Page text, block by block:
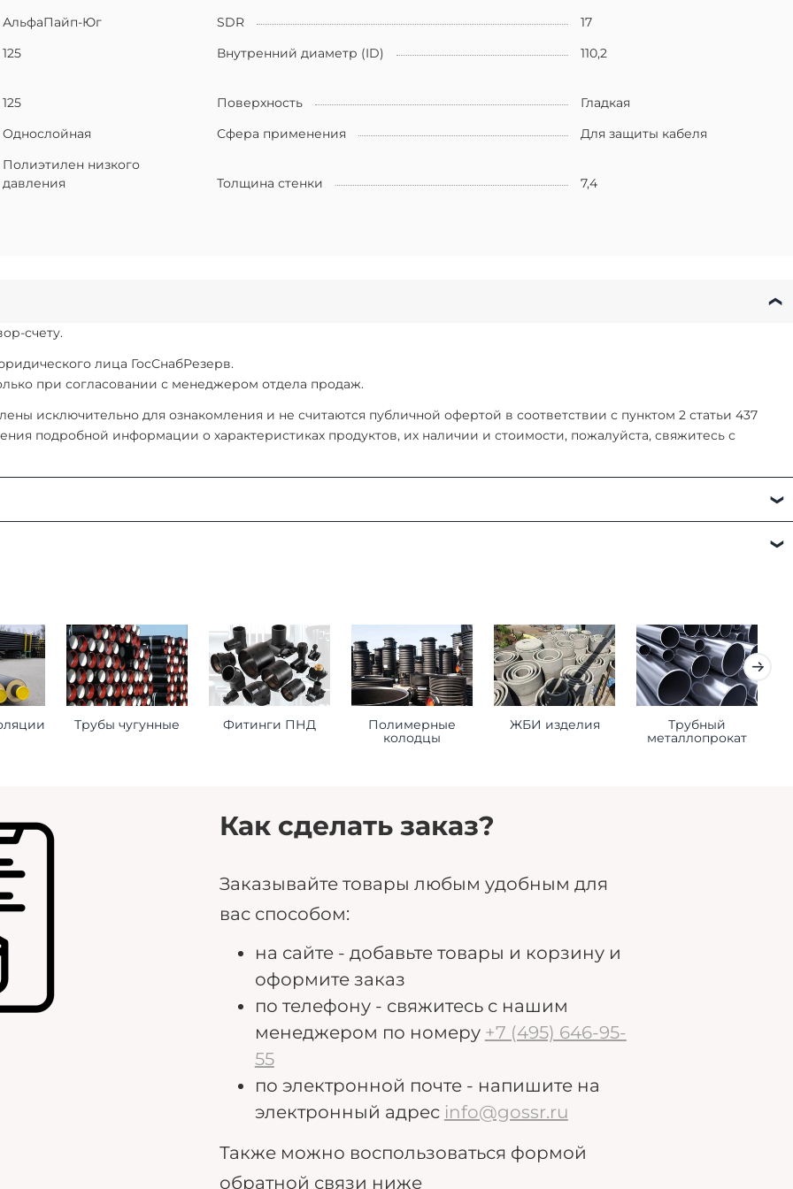
АльфаПайп-Юг SDR
17
125 Внутренний диаметр (ID)
110,2
125 Поверхность
Гладкая
Однослойная Сфера применения Для защиты кабеля
Полиэтилен низкого
давления
Толщина стенки 7,4
счету.
лица ГосСнабРезерв.
при согласовании с менеджером отдела продаж.
исключительно для ознакомления и не считаются публичной офертой в соответствии с пунктом 2 статьи 437
подробной информации о характеристиках продуктов, их наличии и стоимости, пожалуйста, свяжитесь с
заказа
нам следующую информацию при оформлении заказа:
будет принимать груз на месте доставки.
Трубы чугунные Фитинги ПНД
Полимерные
колодцы
ЖБИ изделия
Трубный
металлопрокат
Как сделать заказ?
Заказывайте товары любым удобным для
вас способом:
на сайте - добавьте товары и корзину и
оформите заказ
по телефону - свяжитесь с нашим
менеджером по номеру +7 (495) 646-95-
55
по электронной почте - напишите на
электронный адрес info@gossr.ru
Также можно воспользоваться формой
обратной связи ниже